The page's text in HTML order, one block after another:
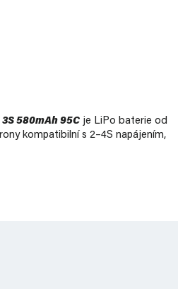
580mAh 95C je LiPo baterie od
kompatibilní s 2–4S napájením,